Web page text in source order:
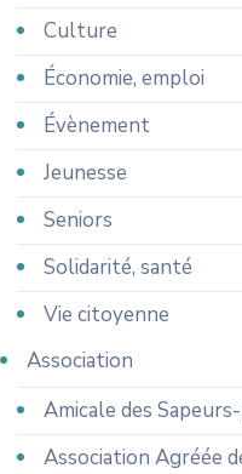
Culture
Économie, emploi
Évènement
Jeunesse
Seniors
Solidarité, santé
Vie citoyenne
Association
Amicale des
Association Agréée